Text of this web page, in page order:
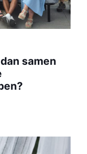
samen